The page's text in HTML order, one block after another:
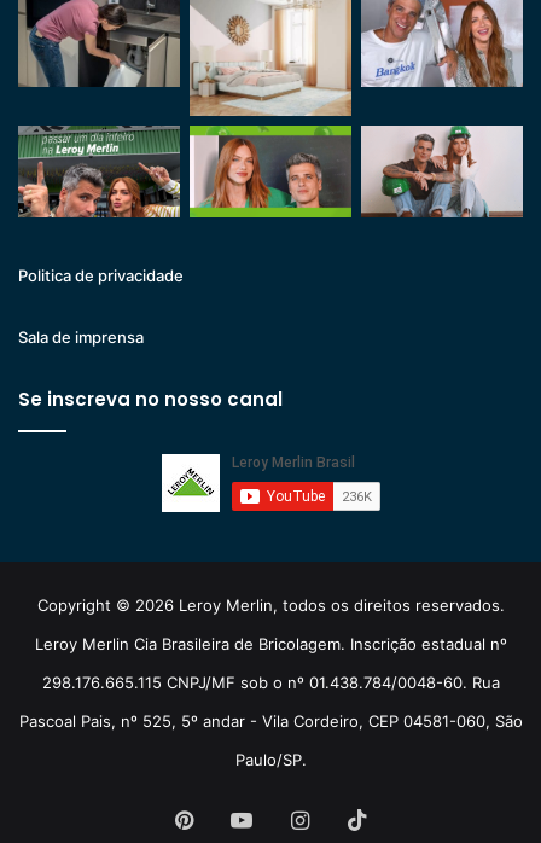
Politica de privacidade
Sala de imprensa
Se inscreva no nosso canal
Copyright © 2026 Leroy Merlin, todos os direitos reservados.
Leroy Merlin Cia Brasileira de Bricolagem. Inscrição estadual nº
298.176.665.115 CNPJ/MF sob o nº 01.438.784/0048-60. Rua
Pascoal Pais, nº 525, 5º andar - Vila Cordeiro, CEP 04581-060, São
Paulo/SP.
PinterestYouTubeInstagram